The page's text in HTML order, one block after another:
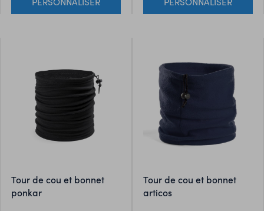
planète. Avec badge RPET sur
étiquette extérieure.
dans le fil et le processus de
production permet dobtenir
durabilité dans la chaîne
dapprovisionnement.Disponible
dans une large gamme de
couleurs, avec un label de
coton biologique. Emballage
individuel dans un sac en
matériau recyclé.
tour de cou et bonnet
ponkar
tour de cou et bonnet
articos